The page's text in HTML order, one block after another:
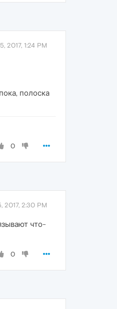
2017, 1:24 PM
полоска
0
2017, 2:30 PM
что-
0